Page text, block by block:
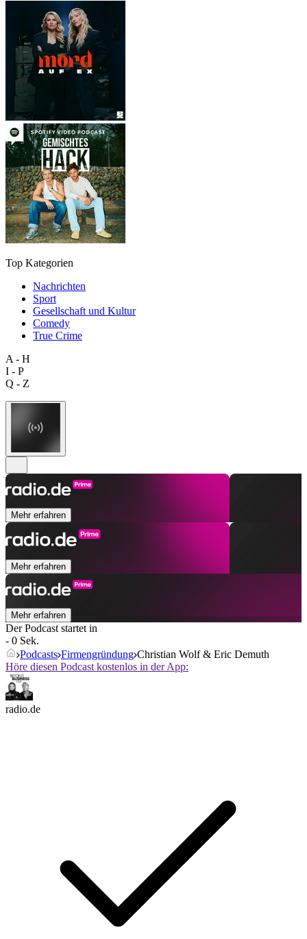
Top Kategorien
Nachrichten
Sport
Gesellschaft und Kultur
Comedy
True Crime
A - H
I - P
Q - Z
Mehr erfahren
Mehr erfahren
Mehr erfahren
Der Podcast startet in
- 0 Sek.
Podcasts Firmengründung Christian Wolf & Eric Demuth
Höre diesen Podcast kostenlos in der App:
radio.de